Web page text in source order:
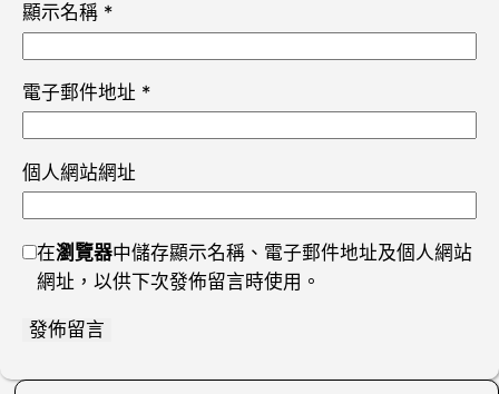
顯示名稱 *
電子郵件地址 *
個人網站網址
在瀏覽器中儲存顯示名稱、電子郵件地址及個人網站
網址，以供下次發佈留言時使用。